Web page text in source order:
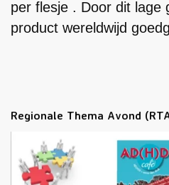
per flesje . Door dit lage
product wereldwijd
Regionale Thema Avond